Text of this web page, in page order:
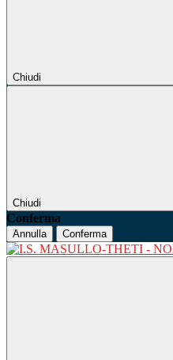
Chiudi
Chiudi
Conferma
Annulla Conferma